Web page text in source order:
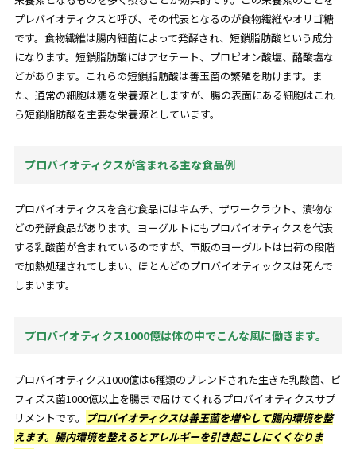
プレバイオティクスと呼び、その代表となるのが食物繊維やオリゴ糖
です。食物繊維は腸内細菌によって発酵され、短鎖脂肪酸という成分
になります。短鎖脂肪酸にはアセテート、プロピオン酸塩、酪酸塩な
どがあります。これらの短鎖脂肪酸は善玉菌の繁殖を助けます。ま
た、通常の細胞は糖を栄養源としますが、腸の表面にある細胞はこれ
ら短鎖脂肪酸を主要な栄養源としています。
プロバイオティクスが含まれる主な食品例
プロバイオティクスを含む食品にはキムチ、ザワークラウト、漬物な
どの発酵食品があります。ヨーグルトにもプロバイオティクスを代表
する乳酸菌が含まれているのですが、市販のヨーグルトは出荷の段階
で加熱処理されてしまい、ほとんどのプロバイオティックスは死んで
しまいます。
プロバイオティクス1000億は体の中でこんな風に働きます。
プロバイオティクス1000億は6種類のブレンドされた生きた乳酸菌、ビ
フィズス菌1000億以上を腸まで届けてくれるプロバイオティクスサプ
リメントです。 プロバイオティクスは善玉菌を増やして腸内環境を整
えます。腸内環境を整えるとアレルギーを引き起こしにくくなりま